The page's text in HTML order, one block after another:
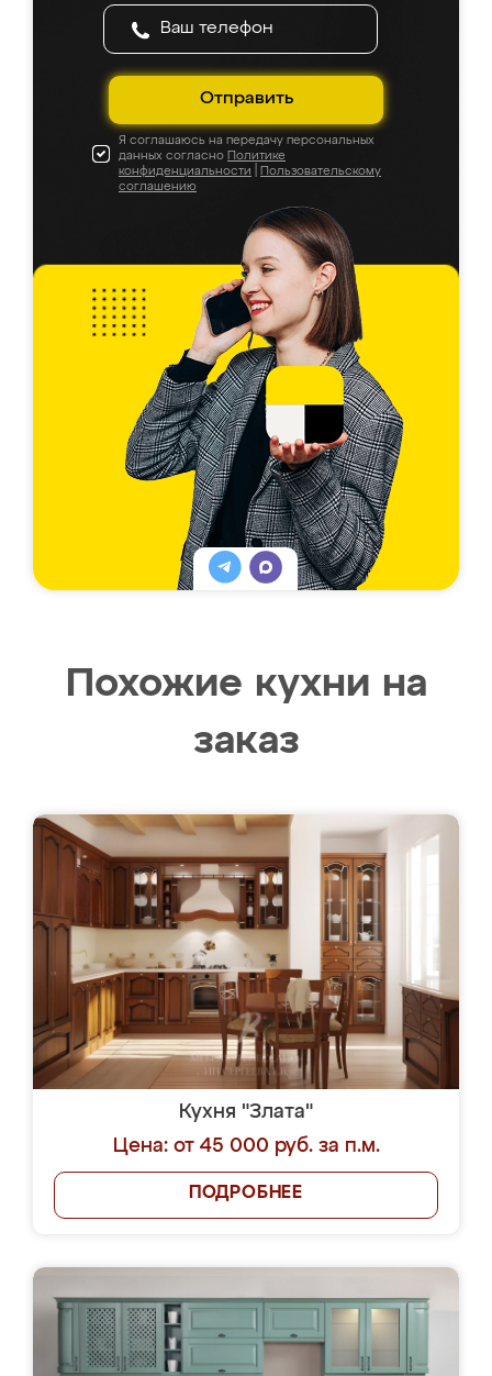
Отправить
Я соглашаюсь на передачу персональных
данных согласно Политике
конфиденциальности
Пользовательскому
соглашению
Похожие кухни на
заказ
Кухня "Злата"
Цена: от 45 000 руб. за п.м.
ПОДРОБНЕЕ